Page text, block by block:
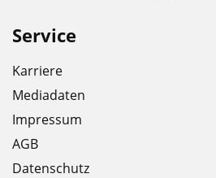
Service
Karriere
Mediadaten
Impressum
AGB
Datenschutz